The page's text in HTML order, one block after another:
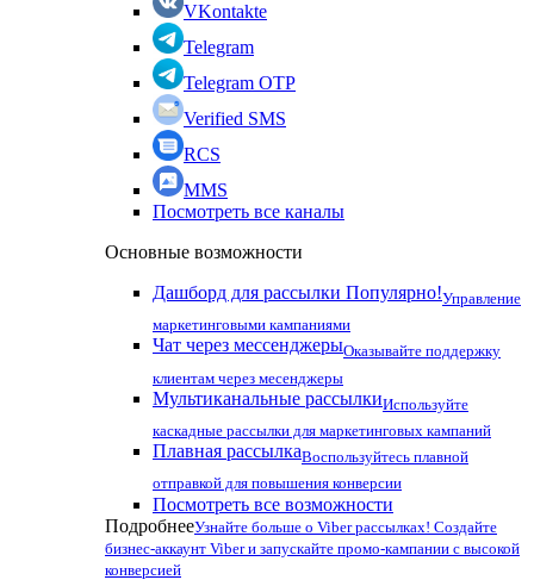
VKontakte
Telegram
Telegram OTP
Verified SMS
RCS
MMS
Посмотреть все каналы
Основные возможности
Дашборд для рассылки Популярно!Управление
маркетинговыми кампаниями
Чат через мессенджерыОказывайте поддержку
клиентам через месенджеры
Мультиканальные рассылкиИспользуйте
каскадные рассылки для маркетинговых кампаний
Плавная рассылкаВоспользуйтесь плавной
отправкой для повышения конверсии
Посмотреть все возможности
ПодробнееУзнайте больше о Viber рассылках! Создайте
бизнес-аккаунт Viber и запускайте промо-кампании с высокой
конверсией